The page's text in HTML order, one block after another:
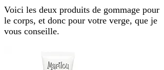
Voici les deux produits de gommage pour
le corps, et donc pour votre verge, que je
vous conseille.